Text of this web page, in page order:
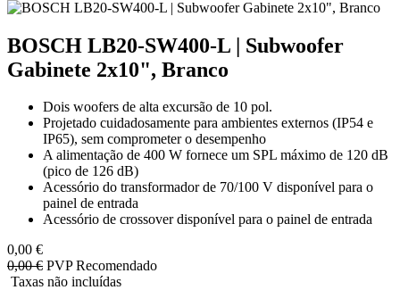
BOSCH LB20-SW400-L | Subwoofer
Gabinete 2x10", Branco
Dois woofers de alta excursão de 10 pol.
Projetado cuidadosamente para ambientes externos (IP54 e
IP65), sem comprometer o desempenho
A alimentação de 400 W fornece um SPL máximo de 120 dB
(pico de 126 dB)
Acessório do transformador de 70/100 V disponível para o
painel de entrada
Acessório de crossover disponível para o painel de entrada
0,00 €
0,00€ PVP Recomendado
Taxas não incluídas